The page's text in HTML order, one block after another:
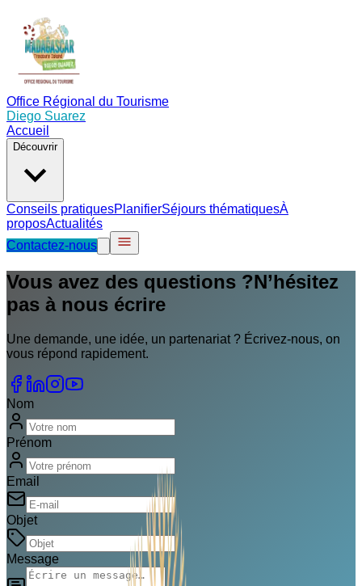
Office Régional du Tourisme
Diego Suarez
Accueil
Découvrir
Conseils pratiquesPlanifierSéjours thématiquesÀ
proposActualités
Contactez-nous
Vous avez des questions ?N’hésitez
pas à nous écrire
Une demande, une idée, un partenariat ? Écrivez-nous, on
vous répond rapidement.
Nom
Prénom
Email
Objet
Message